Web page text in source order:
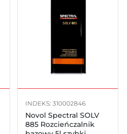
INDEKS: 310002846
Novol Spectral SOLV
885 Rozcieńczalnik